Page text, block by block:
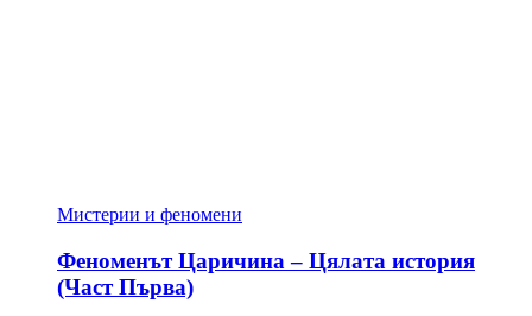
Мистерии и феномени
Феноменът Царичина – Цялата история
(Част Първа)